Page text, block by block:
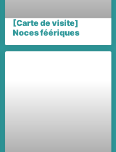
[Carte de visite]
Noces féériques